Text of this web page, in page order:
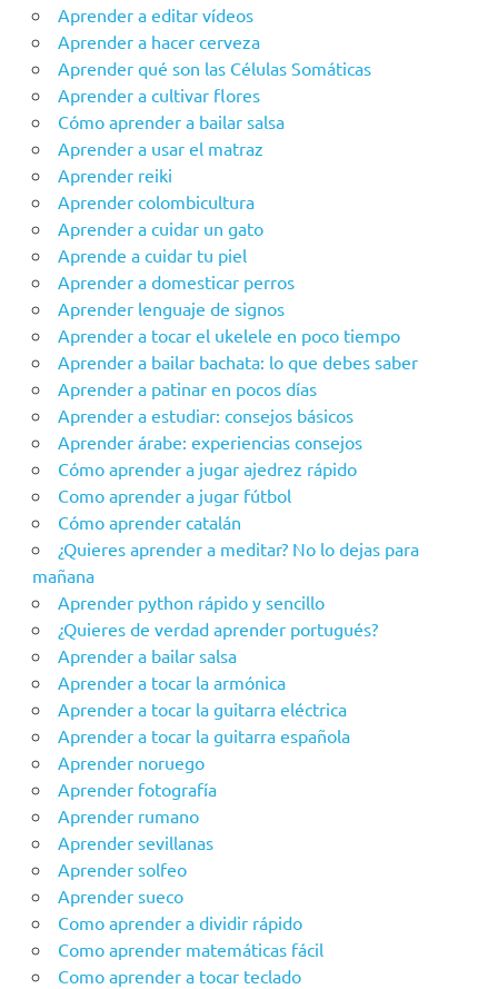
Aprender a editar vídeos
Aprender a hacer cerveza
Aprender qué son las Células Somáticas
Aprender a cultivar flores
Cómo aprender a bailar salsa
Aprender a usar el matraz
Aprender reiki
Aprender colombicultura
Aprender a cuidar un gato
Aprende a cuidar tu piel
Aprender a domesticar perros
Aprender lenguaje de signos
Aprender a tocar el ukelele en poco tiempo
Aprender a bailar bachata: lo que debes saber
Aprender a patinar en pocos días
Aprender a estudiar: consejos básicos
Aprender árabe: experiencias consejos
Cómo aprender a jugar ajedrez rápido
Como aprender a jugar fútbol
Cómo aprender catalán
¿Quieres aprender a meditar? No lo dejas para
mañana
Aprender python rápido y sencillo
¿Quieres de verdad aprender portugués?
Aprender a bailar salsa
Aprender a tocar la armónica
Aprender a tocar la guitarra eléctrica
Aprender a tocar la guitarra española
Aprender noruego
Aprender fotografía
Aprender rumano
Aprender sevillanas
Aprender solfeo
Aprender sueco
Como aprender a dividir rápido
Como aprender matemáticas fácil
Como aprender a tocar teclado